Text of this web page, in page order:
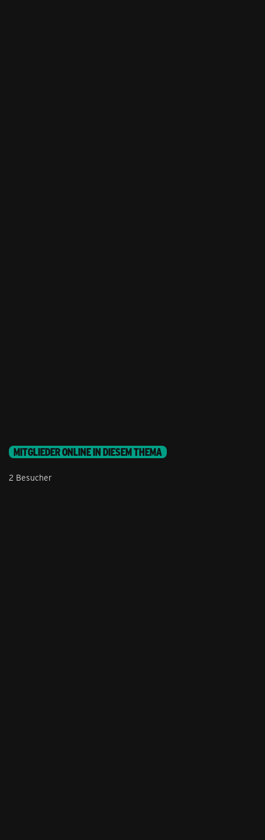
MITGLIEDER ONLINE IN DIESEM THEMA
2 Besucher